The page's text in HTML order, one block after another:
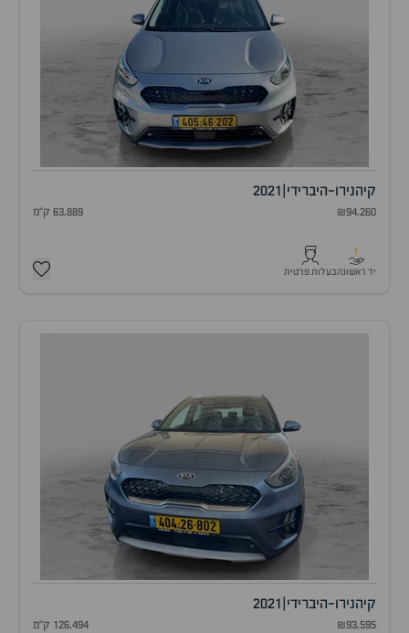
קיהנירו-היברידי 2021
₪94,260 63,889 ק"מ
1
יד ראשונהבעלות פרטית
קיהנירו-היברידי 2021
₪93,595 126,494 ק"מ